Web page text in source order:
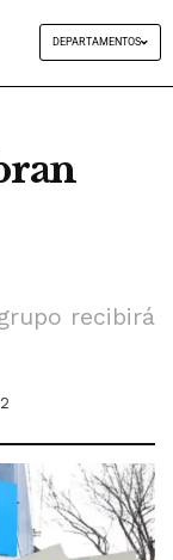
DEPARTAMENTOS
recibirá